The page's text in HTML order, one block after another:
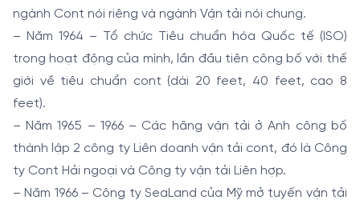
ngành Cont nói riêng và ngành Vận tải nói chung.
– Năm 1964 – Tổ chức Tiêu chuẩn hóa Quốc tế (ISO)
trong hoạt động của mình, lần đầu tiên công bố với thế
giới về tiêu chuẩn cont (dài 20 feet, 40 feet, cao 8
feet).
– Năm 1965 – 1966 – Các hãng vận tải ở Anh công bố
thành lập 2 công ty Liên doanh vận tải cont, đó là Công
ty Cont Hải ngoại và Công ty vận tải Liên hợp.
– Năm 1966 – Công ty SeaLand của Mỹ mở tuyến vận tải